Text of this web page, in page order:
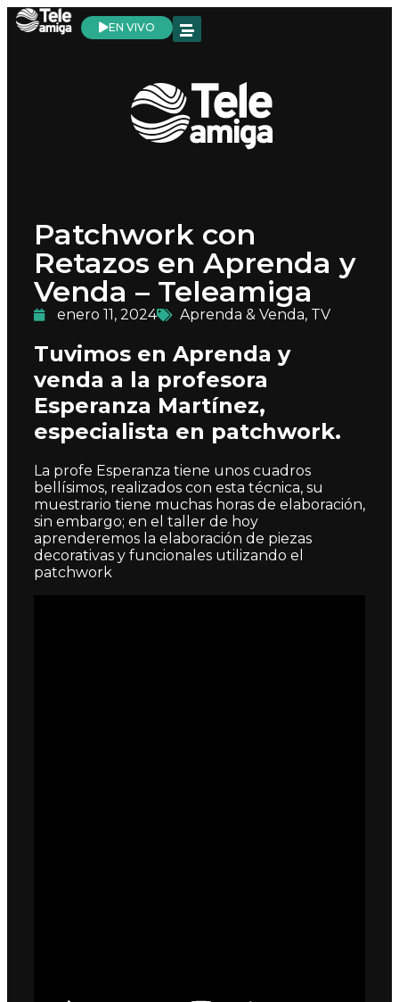
EN VIVO
Patchwork con
Retazos en Aprenda y
Venda – Teleamiga
enero 11, 2024 Aprenda & Venda, TV
Tuvimos en Aprenda y
venda a la profesora
Esperanza Martínez,
especialista en patchwork.
La profe Esperanza tiene unos cuadros
bellísimos, realizados con esta técnica, su
muestrario tiene muchas horas de elaboración,
sin embargo; en el taller de hoy
aprenderemos la elaboración de piezas
decorativas y funcionales utilizando el
patchwork